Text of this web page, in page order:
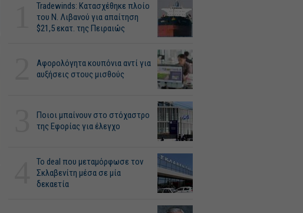
Tradewinds: Κατασχέθηκε πλοίο
του Ν. Λιβανού για απαίτηση
$21,5 εκατ. της Πειραιώς
Αφορολόγητα κουπόνια αντί για
αυξήσεις στους μισθούς
Ποιοι μπαίνουν στο στόχαστρο
της Εφορίας για έλεγχο
Το deal που μεταμόρφωσε τον
Σκλαβενίτη μέσα σε μία
δεκαετία